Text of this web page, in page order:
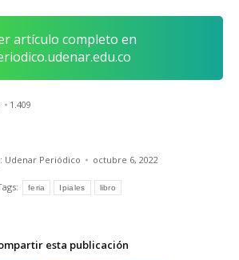
artículo completo en
1.409
Udenar Periódico octubre 6, 2022
feria Ipiales libro
esta publicación